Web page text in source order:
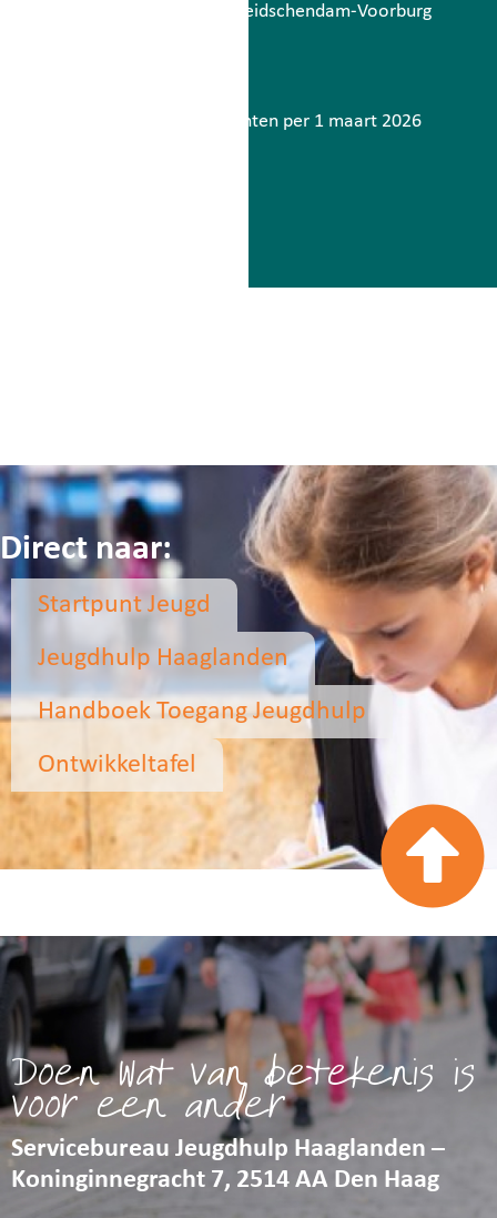
Storing berichtenverkeer Leidschendam-Voorburg
Contactinformatie gemeenten per 1 maart 2026
Direct naar:
Startpunt Jeugd
Jeugdhulp Haaglanden
Handboek Toegang Jeugdhulp
Ontwikkeltafel
Doen wat van betekenis is
voor een ander
Servicebureau Jeugdhulp Haaglanden –
Koninginnegracht 7, 2514 AA Den Haag